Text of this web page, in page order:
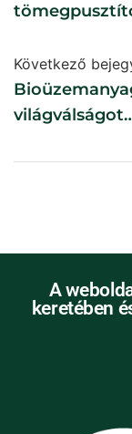
Következő
világválságot
A
keretében